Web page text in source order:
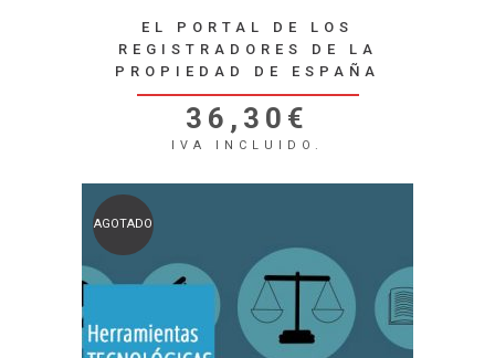
EL PORTAL DE LOS
REGISTRADORES DE LA
PROPIEDAD DE ESPAÑA
36,30 €
IVA INCLUIDO.
AGOTADO